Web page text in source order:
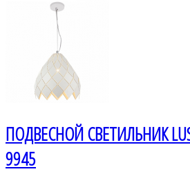
ПОДВЕСНОЙ СВЕТИЛЬНИК
9945